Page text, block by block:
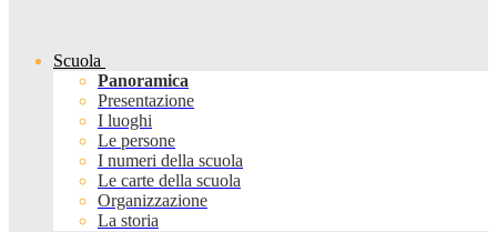
Scuola
Panoramica
Presentazione
I luoghi
Le persone
I numeri della scuola
Le carte della scuola
Organizzazione
La storia